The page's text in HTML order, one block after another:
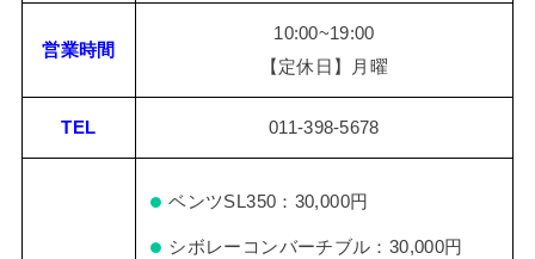
営業時間
10:00~19:00
【定休日】月曜
TEL 011-398-5678
ベンツSL350：30,000円
シボレーコンバーチブル：30,000円